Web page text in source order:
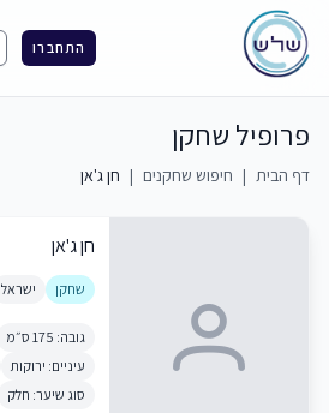
התחברו
פרופיל שחקן
דף הבית | חיפוש שחקנים | חן ג'אן
חן ג'אן
שחקן ישראל
גובה: 175 ס״מ
עיניים: ירוקות
סוג שיער: חלק